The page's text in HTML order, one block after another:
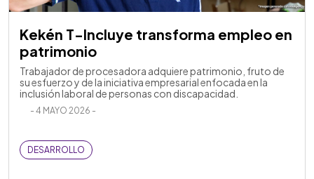
Kekén T-Incluye transforma empleo en
patrimonio
Trabajador de procesadora adquiere patrimonio, fruto de
su esfuerzo y de la iniciativa empresarial enfocada en la
inclusión laboral de personas con discapacidad.
- 4 MAYO 2026 -
DESARROLLO